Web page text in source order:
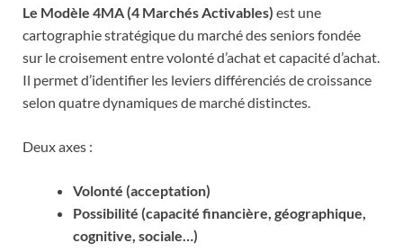
Le Modèle 4MA (4 Marchés Activables) est une
cartographie stratégique du marché des seniors fondée
sur le croisement entre volonté d’achat et capacité d’achat.
Il permet d’identifier les leviers différenciés de croissance
selon quatre dynamiques de marché distinctes.
Deux axes :
Volonté (acceptation)
Possibilité (capacité financière, géographique,
cognitive, sociale…)